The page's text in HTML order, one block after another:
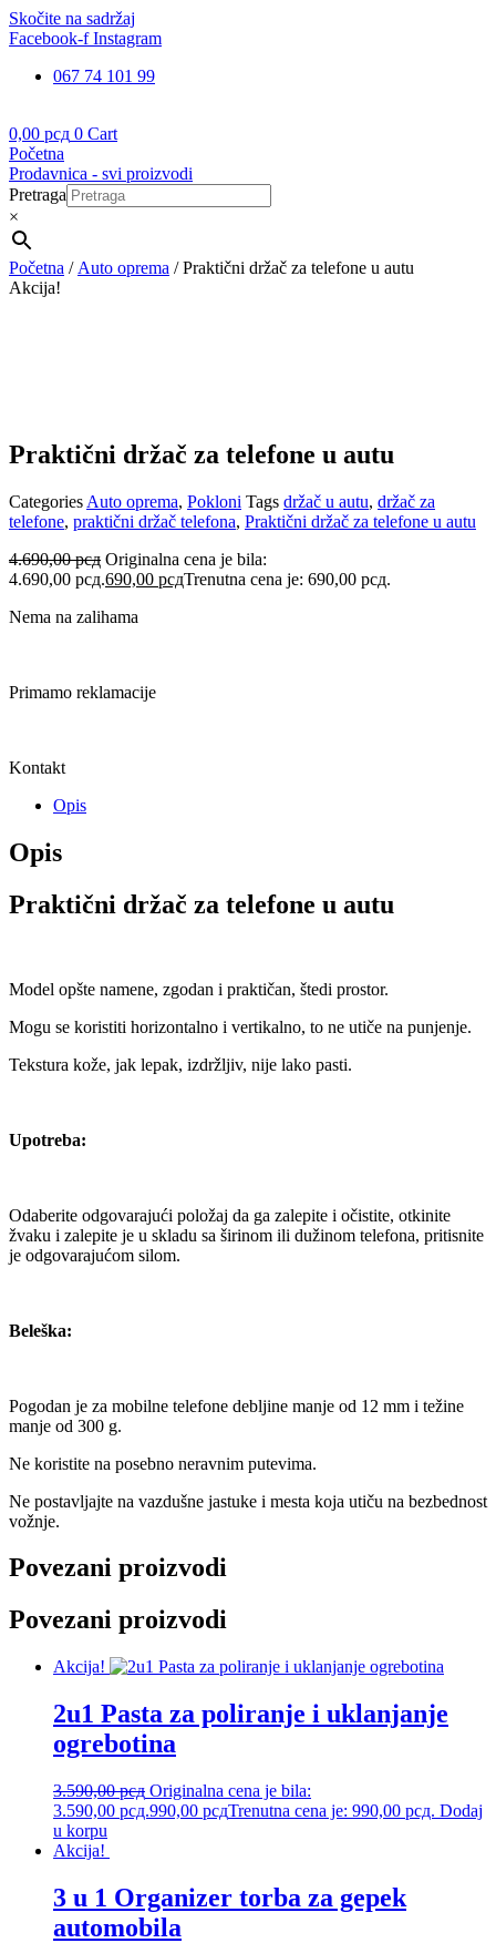
Skočite na sadržaj
Facebook-f Instagram
067 74 101 99
0,00 рсд 0 Cart
Početna
Prodavnica - svi proizvodi
Pretraga
×
Početna / Auto oprema / Praktični držač za telefone u autu
Akcija!
Praktični držač za telefone u autu
Categories Auto oprema, Pokloni Tags držač u autu, držač za
telefone, praktični držač telefona, Praktični držač za telefone u autu
4.690,00рсд Originalna cena je bila:
4.690,00 рсд.690,00 рсдTrenutna cena je: 690,00 рсд.
Nema na zalihama
Primamo reklamacije
Kontakt
Opis
Opis
Praktični držač za telefone u autu
Model opšte namene, zgodan i praktičan, štedi prostor.
Mogu se koristiti horizontalno i vertikalno, to ne utiče na punjenje.
Tekstura kože, jak lepak, izdržljiv, nije lako pasti.
Upotreba:
Odaberite odgovarajući položaj da ga zalepite i očistite, otkinite
žvaku i zalepite je u skladu sa širinom ili dužinom telefona, pritisnite
je odgovarajućom silom.
Beleška:
Pogodan je za mobilne telefone debljine manje od 12 mm i težine
manje od 300 g.
Ne koristite na posebno neravnim putevima.
Ne postavljajte na vazdušne jastuke i mesta koja utiču na bezbednost
vožnje.
Povezani proizvodi
Povezani proizvodi
Akcija!
2u1 Pasta za poliranje i uklanjanje
ogrebotina
3.590,00рсд Originalna cena je bila:
3.590,00 рсд.990,00 рсдTrenutna cena je: 990,00 рсд. Dodaj
u korpu
Akcija!
3 u 1 Organizer torba za gepek
automobila